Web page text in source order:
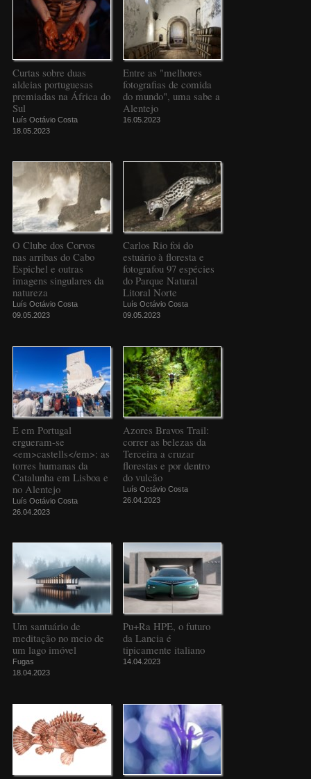
Curtas sobre duas
aldeias portuguesas
premiadas na África do
Sul
Luís Octávio Costa
18.05.2023
Entre as "melhores
fotografias de comida
do mundo", uma sabe a
Alentejo
16.05.2023
O Clube dos Corvos
nas arribas do Cabo
Espichel e outras
imagens singulares da
natureza
Luís Octávio Costa
09.05.2023
Carlos Rio foi do
estuário à floresta e
fotografou 97 espécies
do Parque Natural
Litoral Norte
Luís Octávio Costa
09.05.2023
E em Portugal
ergueram-se
<em>castells</em>: as
torres humanas da
Catalunha em Lisboa e
no Alentejo
Luís Octávio Costa
26.04.2023
Azores Bravos Trail:
correr as belezas da
Terceira a cruzar
florestas e por dentro
do vulcão
Luís Octávio Costa
26.04.2023
Um santuário de
meditação no meio de
um lago imóvel
Fugas
18.04.2023
Pu+Ra HPE, o futuro
da Lancia é
tipicamente italiano
14.04.2023